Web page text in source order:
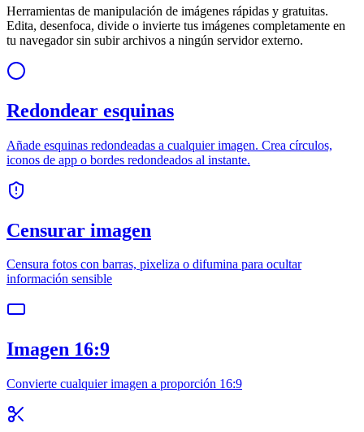
Herramientas de manipulación de imágenes rápidas y gratuitas.
Edita, desenfoca, divide o invierte tus imágenes completamente en
tu navegador sin subir archivos a ningún servidor externo.
Redondear esquinas
Añade esquinas redondeadas a cualquier imagen. Crea círculos,
iconos de app o bordes redondeados al instante.
Censurar imagen
Censura fotos con barras, pixeliza o difumina para ocultar
información sensible
Imagen 16:9
Convierte cualquier imagen a proporción 16:9